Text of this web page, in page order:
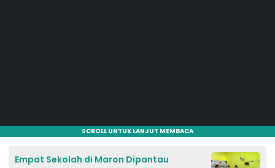
SCROLL UNTUK LANJUT MEMBACA
Empat Sekolah di Maron Dipantau